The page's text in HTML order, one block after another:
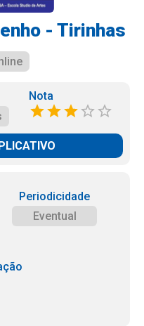
- Tirinhas
Nota
Periodicidade
Eventual